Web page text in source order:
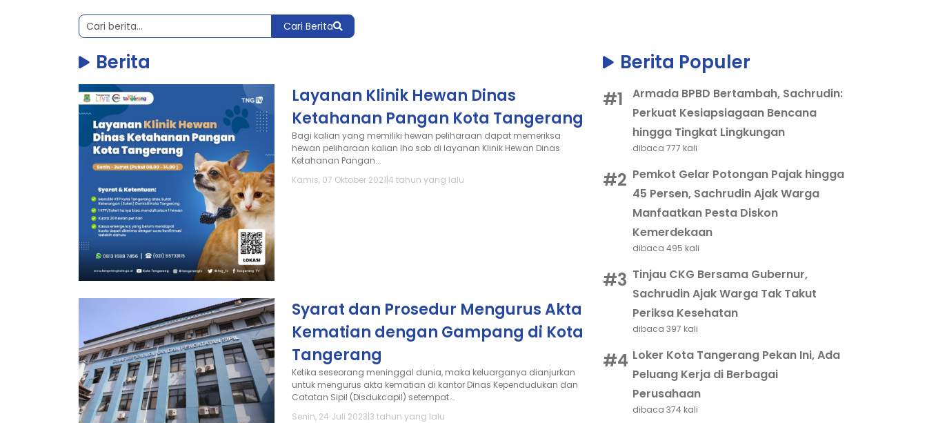
Cari Berita
Berita
Layanan Klinik Hewan Dinas
Ketahanan Pangan Kota Tangerang
Bagi kalian yang memiliki hewan peliharaan dapat memeriksa
hewan peliharaan kalian lho sob di layanan Klinik Hewan Dinas
Ketahanan Pangan...
Kamis, 07 Oktober 2021 |4 tahun yang lalu
Syarat dan Prosedur Mengurus Akta
Kematian dengan Gampang di Kota
Tangerang
Ketika seseorang meninggal dunia, maka keluarganya dianjurkan
untuk mengurus akta kematian di kantor Dinas Kependudukan dan
Catatan Sipil (Disdukcapil) setempat...
Senin, 24 Juli 2023|3 tahun yang lalu
Berita Populer
#1
Armada BPBD Bertambah, Sachrudin:
Perkuat Kesiapsiagaan Bencana
hingga Tingkat Lingkungan
dibaca 777 kali
#2 Pemkot Gelar Potongan Pajak hingga
45 Persen, Sachrudin Ajak Warga
Manfaatkan Pesta Diskon
Kemerdekaan
dibaca 495 kali
#3 Tinjau CKG Bersama Gubernur,
Sachrudin Ajak Warga Tak Takut
Periksa Kesehatan
dibaca 397 kali
#4 Loker Kota Tangerang Pekan Ini, Ada
Peluang Kerja di Berbagai
Perusahaan
dibaca 374 kali